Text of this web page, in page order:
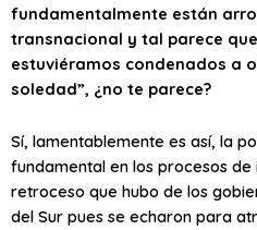
fundamentalmente están
transnacional y tal parece
estuviéramos condenados a
soledad”, ¿no te parece?
Sí, lamentablemente es así, la
fundamental en los procesos
retroceso que hubo de los
del Sur pues se echaron para